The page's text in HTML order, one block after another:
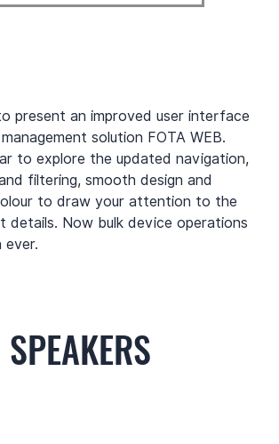
present an improved user interface
solution FOTA WEB.
to explore the updated navigation,
filtering, smooth design and
to draw your attention to the
details. Now bulk device operations
ever.
SPEAKERS